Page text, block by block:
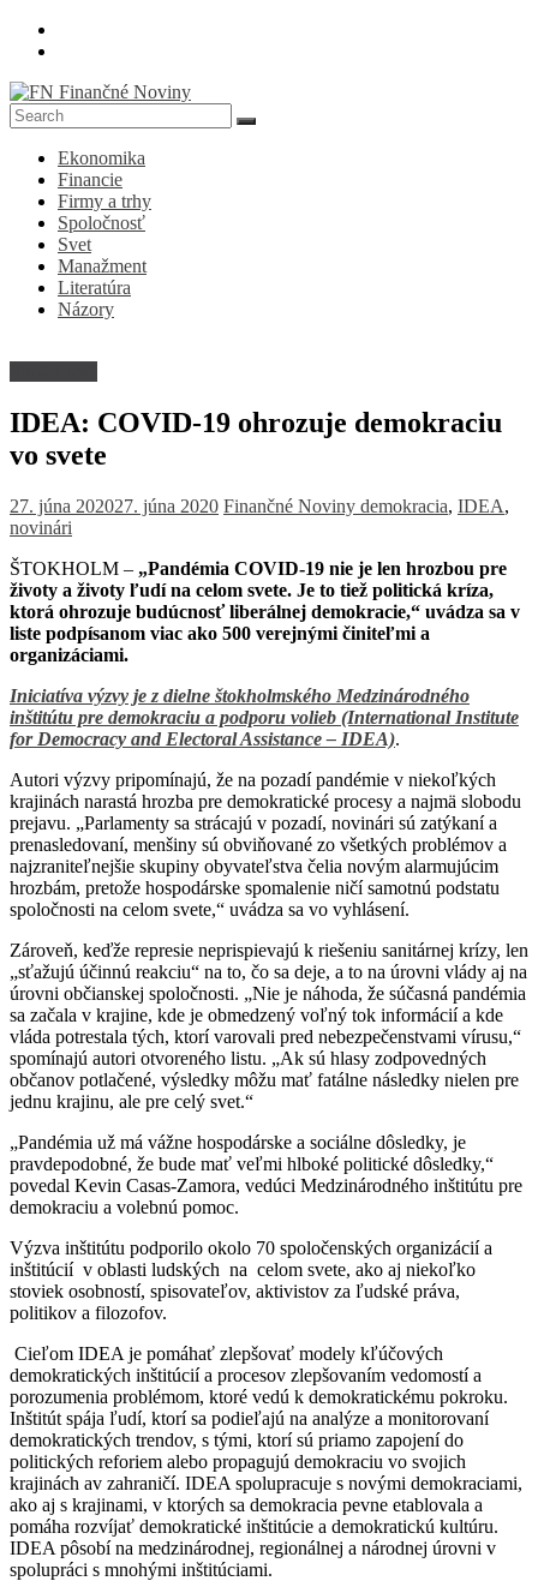
Skip
FN
Finančné
Noviny
Denník
ekonomike
spoločnosti
Ekonomika
Financie
Firmy a trhy
Spoločnosť
Svet
Manažment
Literatúra
Názory
IDEA: COVID-19 ohrozuje demokraciu
vo svete
27. júna 202027. júna 2020 Finančné Noviny demokracia, IDEA,
novinári
ŠTOKHOLM – „Pandémia COVID-19 nie je len hrozbou pre
životy a životy ľudí na celom svete. Je to tiež politická kríza,
ktorá ohrozuje budúcnosť liberálnej demokracie,“ uvádza sa v
liste podpísanom viac ako 500 verejnými činiteľmi a
organizáciami.
Iniciatíva výzvy je z dielne štokholmského Medzinárodného
inštitútu pre demokraciu a podporu volieb (International Institute
for Democracy and Electoral Assistance – IDEA).
Autori výzvy pripomínajú, že na pozadí pandémie v niekoľkých
krajinách narastá hrozba pre demokratické procesy a najmä slobodu
prejavu. „Parlamenty sa strácajú v pozadí, novinári sú zatýkaní a
prenasledovaní, menšiny sú obviňované zo všetkých problémov a
najzraniteľnejšie skupiny obyvateľstva čelia novým alarmujúcim
hrozbám, pretože hospodárske spomalenie ničí samotnú podstatu
spoločnosti na celom svete,“ uvádza sa vo vyhlásení.
Zároveň, keďže represie neprispievajú k riešeniu sanitárnej krízy, len
„sťažujú účinnú reakciu“ na to, čo sa deje, a to na úrovni vlády aj na
úrovni občianskej spoločnosti. „Nie je náhoda, že súčasná pandémia
sa začala v krajine, kde je obmedzený voľný tok informácií a kde
vláda potrestala tých, ktorí varovali pred nebezpečenstvami vírusu,“
spomínajú autori otvoreného listu. „Ak sú hlasy zodpovedných
občanov potlačené, výsledky môžu mať fatálne následky nielen pre
jednu krajinu, ale pre celý svet.“
„Pandémia už má vážne hospodárske a sociálne dôsledky, je
pravdepodobné, že bude mať veľmi hlboké politické dôsledky,“
povedal Kevin Casas-Zamora, vedúci Medzinárodného inštitútu pre
demokraciu a volebnú pomoc.
Výzva inštitútu podporilo okolo 70 spoločenských organizácií a
inštitúcií v oblasti ludských na celom svete, ako aj niekoľko
stoviek osobností, spisovateľov, aktivistov za ľudské práva,
politikov a filozofov.
Cieľom IDEA je pomáhať zlepšovať modely kľúčových
demokratických inštitúcií a procesov zlepšovaním vedomostí a
porozumenia problémom, ktoré vedú k demokratickému pokroku.
Inštitút spája ľudí, ktorí sa podieľajú na analýze a monitorovaní
demokratických trendov, s tými, ktorí sú priamo zapojení do
politických reforiem alebo propagujú demokraciu vo svojich
krajinách av zahraničí. IDEA spolupracuje s novými demokraciami,
ako aj s krajinami, v ktorých sa demokracia pevne etablovala a
pomáha rozvíjať demokratické inštitúcie a demokratickú kultúru.
IDEA pôsobí na medzinárodnej, regionálnej a národnej úrovni v
spolupráci s mnohými inštitúciami.